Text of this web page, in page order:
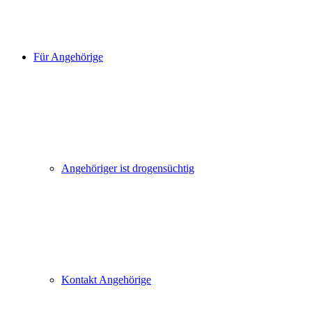
Für Angehörige
Angehöriger ist drogensüchtig
Kontakt Angehörige